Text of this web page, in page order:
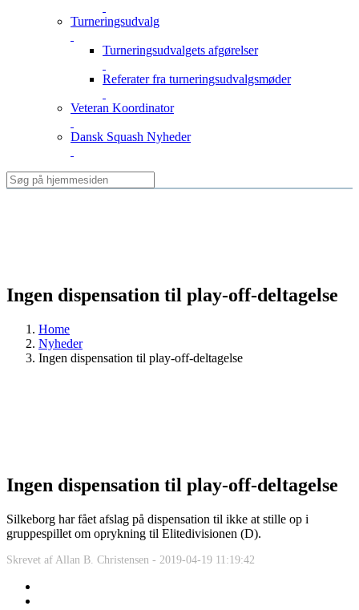
Turneringsudvalg
Turneringsudvalgets afgørelser
Referater fra turneringsudvalgsmøder
Veteran Koordinator
Dansk Squash Nyheder
Ingen dispensation til play-off-deltagelse
Home
Nyheder
Ingen dispensation til play-off-deltagelse
Ingen dispensation til play-off-deltagelse
Silkeborg har fået afslag på dispensation til ikke at stille op i
gruppespillet om oprykning til Elitedivisionen (D).
Skrevet af Allan B. Christensen - 2019-04-19 11:19:42